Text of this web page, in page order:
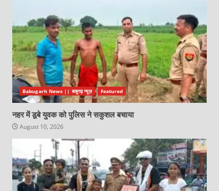
Babugarh News || बाबूगढ़ न्यूज़ Featured
नहर में डूबे युवक को पुलिस ने सकुशल बचाया
August 10, 2026